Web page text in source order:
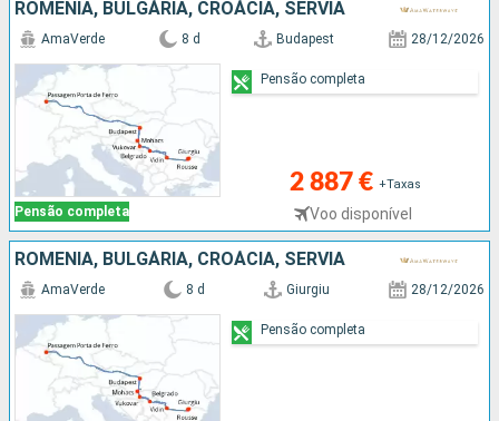
ROMÊNIA, BULGÁRIA, CROÁCIA, SÉRVIA
Pensão completa
AmaVerde 8 d Budapest 28/12/2026
2 887 € +Taxas
Voo disponível
Pensão completa
ROMÊNIA, BULGÁRIA, CROÁCIA, SÉRVIA
AmaVerde 8 d Giurgiu 28/12/2026
Pensão completa